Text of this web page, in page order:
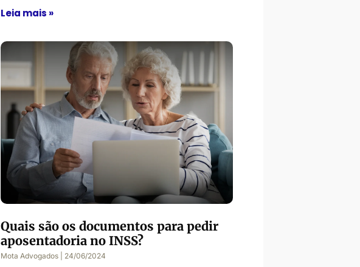
Leia mais »
Quais são os documentos para pedir
aposentadoria no INSS?
Mota Advogados 24/06/2024